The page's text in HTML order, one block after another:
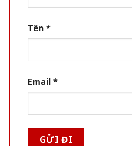
Tên *
Email *